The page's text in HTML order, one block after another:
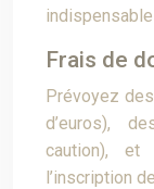
Frais de
Prévoyez
d’euros),
caution),
l’inscription